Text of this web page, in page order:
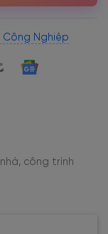
Công Nghiệp
công trình